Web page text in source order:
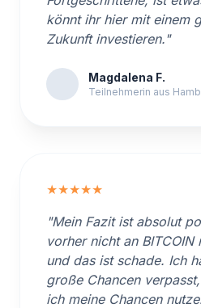
könnt ihr hier mit einem
Zukunft investieren."
Magdalena F.
Teilnehmerin aus
★★★★★
"Mein Fazit ist absolut
vorher nicht an BITCOIN
und das ist schade. Ich
große Chancen
ich meine Chancen